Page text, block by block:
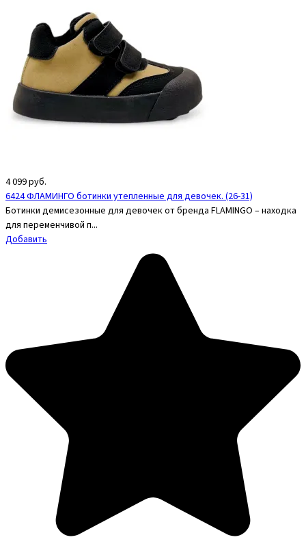
4 099руб.
6424 ФЛАМИНГО ботинки утепленные для девочек. (26-31)
Ботинки демисезонные для девочек от бренда FLAMINGO – находка
для переменчивой п...
Добавить